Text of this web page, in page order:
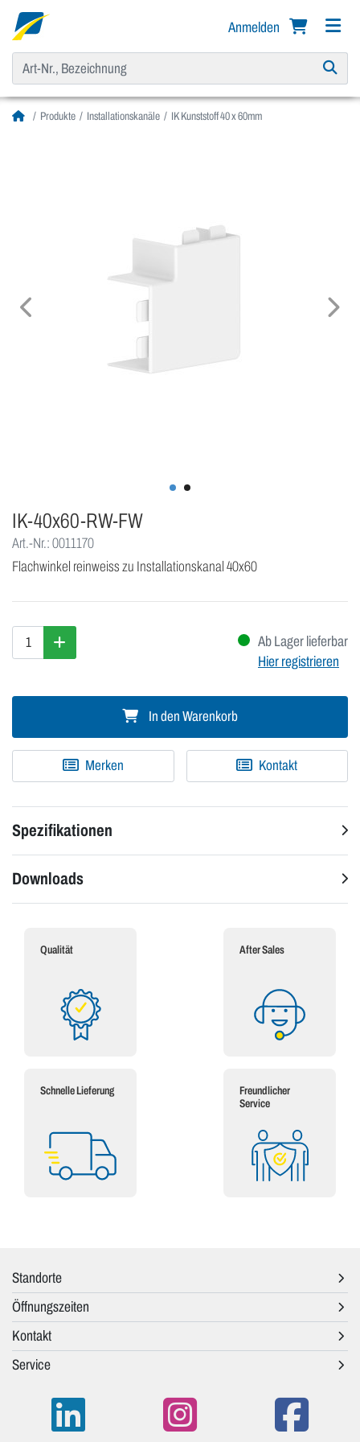
Anmelden
Produkte Installationskanäle IK Kunststoff 40 x 60mm
IK-40x60-RW-FW
Art.-Nr.: 0011170
Flachwinkel reinweiss zu Installationskanal 40x60
Ab Lager lieferbar
Hier registrieren
In den Warenkorb
Merken Kontakt
Spezifikationen
Downloads
Qualität After Sales
Schnelle Lieferung
Freundlicher
Service
Standorte
Öffnungszeiten
Kontakt
Service